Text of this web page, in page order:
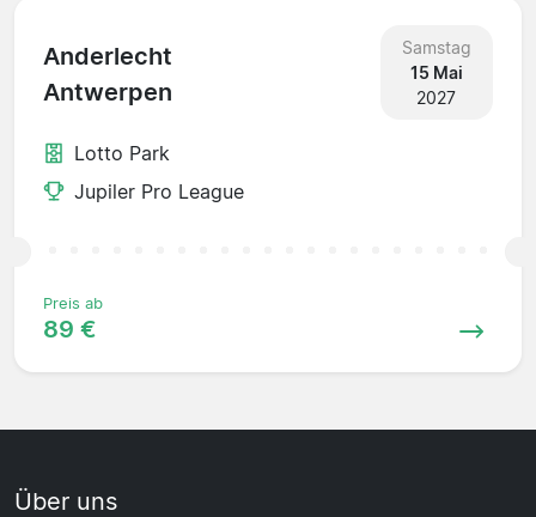
Anderlecht
Antwerpen
Samstag
15 Mai
2027
Lotto Park
Jupiler Pro League
Preis ab
89 €
Über uns